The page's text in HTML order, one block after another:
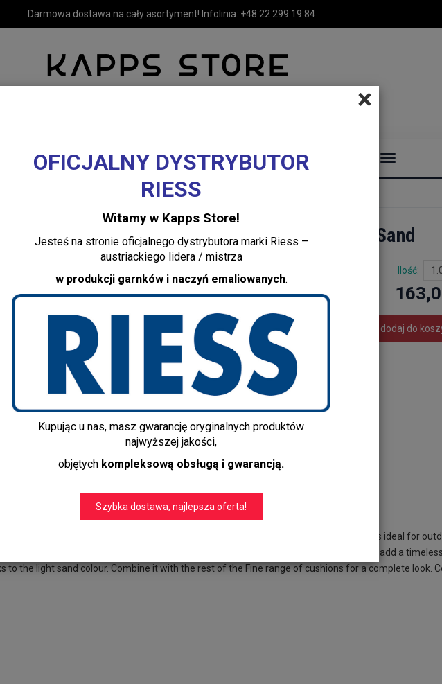
Darmowa dostawa na cały asortyment! Infolinia: +48 22 299 19 84
×
OFICJALNY DYSTRYBUTOR
RIESS
Witamy w Kapps Store!
Jesteś na stronie oficjalnego dystrybutora marki Riess –
austriackiego lidera / mistrza
w produkcji garnków i naczyń emaliowanych.
Kupując u nas, masz gwarancję oryginalnych produktów
najwyższej jakości,
objętych kompleksową obsługą i gwarancją.
Szybka dostawa, najlepsza oferta!
MEBLE LUSTRA I OŚWIETLENIE TEKSTYLIA I DEKORACJE DOMOWE
Sand
Cushion w. filling, Fine, Sand
Dodaj recenzję:
262360031
Producent:House Doctor
Czas realizacji:
5-10 dni
Dostawa gratis!
info@kapps-store.pl
+48 22 299 19 84
Ilość:
dodaj do
l: 60 cm, w: 30 cm
furniture with this cushion called Fine from House Doctor. Made of polypropylene, it is ideal for
and highly durable. Use the rectangular cushion as a support for your back and add a timeless
to the light sand colour. Combine it with the rest of the Fine range of cushions for a complete look.